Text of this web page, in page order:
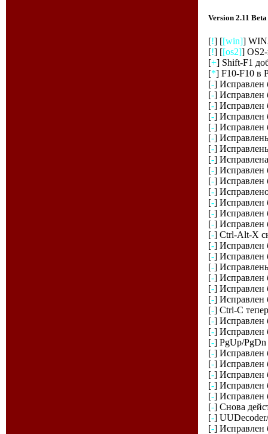
Version 2.11
[!] [[win]]
[!] [[os2]]
[+] Shift-F1
[*] F10-F10 в
[-] Исправлен
[-] Исправлен
[-] Исправлен
[-] Исправлен
[-] Исправлен
[-]
[-]
[-]
[-] Исправлен
[-] Исправлен
[-]
[-] Исправлен
[-] Исправлен
[-] Исправлен
[-] Ctrl-Alt-X
[-] Исправлен
[-] Исправлен
[-]
[-] Исправлен
[-] Исправлен
[-] Исправлен
[-] Ctrl-C
[-] Исправлен
[-] Исправлен
[-] PgUp/
[-] Исправлен
[-] Исправлен
[-] Исправлен
[-] Исправлен
[-] Исправлен
[-] Снова
[-]
[-] Исправлен